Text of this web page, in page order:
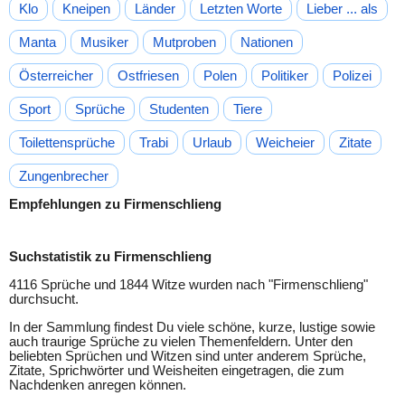
Klo Kneipen Länder Letzten Worte Lieber ... als
Manta Musiker Mutproben Nationen
Österreicher Ostfriesen Polen Politiker Polizei
Sport Sprüche Studenten Tiere
Toilettensprüche Trabi Urlaub Weicheier Zitate
Zungenbrecher
Empfehlungen zu Firmenschlieng
Suchstatistik zu Firmenschlieng
4116 Sprüche und 1844 Witze wurden nach "Firmenschlieng"
durchsucht.
In der Sammlung findest Du viele schöne, kurze, lustige sowie
auch traurige Sprüche zu vielen Themenfeldern. Unter den
beliebten Sprüchen und Witzen sind unter anderem Sprüche,
Zitate, Sprichwörter und Weisheiten eingetragen, die zum
Nachdenken anregen können.